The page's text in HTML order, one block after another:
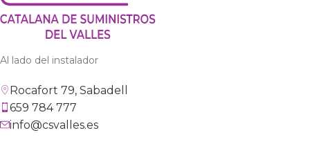
Al lado del instalador
Rocafort 79, Sabadell
659 784 777
info@csvalles.es